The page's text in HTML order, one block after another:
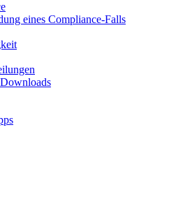
eines Compliance-Falls